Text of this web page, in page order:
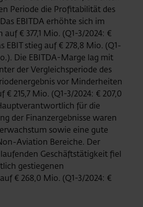
Periode die Profitabilität des
EBITDA erhöhte sich im
€ 377,1 Mio. (Q1-3/2024: €
EBIT stieg auf € 278,8 Mio. (Q1-
Die EBITDA-Marge lag mit
der Vergleichsperiode des
vor Minderheiten
€ 215,7 Mio. (Q1-3/2024: € 207,0
für die
der Finanzergebnisse waren
sowie eine gute
Aviation Bereiche. Der
Geschäftstätigkeit fiel
gestiegenen
€ 268,0 Mio. (Q1-3/2024: €